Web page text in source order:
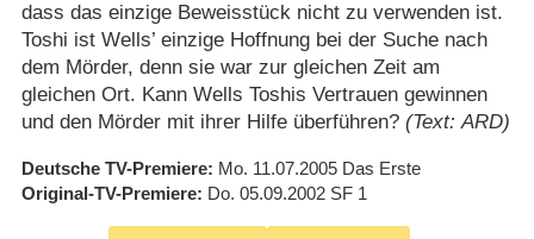
dass das einzige Beweisstück nicht zu verwenden ist.
Toshi ist Wells’ einzige Hoffnung bei der Suche nach
dem Mörder, denn sie war zur gleichen Zeit am
gleichen Ort. Kann Wells Toshis Vertrauen gewinnen
und den Mörder mit ihrer Hilfe überführen? (Text: ARD)
Deutsche TV-Premiere Mo. 11.07.2005 Das Erste
Original-TV-Premiere
Do. 05.09.2002 SF 1